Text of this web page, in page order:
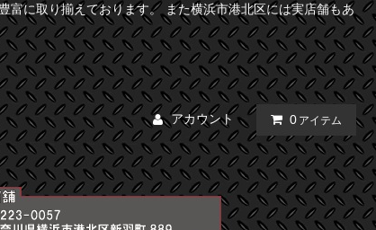
富に取り揃えております。 また横浜市港北区には実店舗もあ
アカウント 0 アイテム